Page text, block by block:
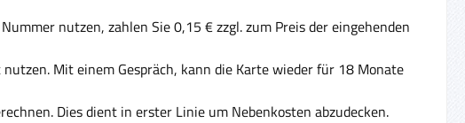
nutzen, zahlen Sie 0,15 € zzgl. zum Preis der eingehenden
Mit einem Gespräch, kann die Karte wieder für 18 Monate
Dies dient in erster Linie um Nebenkosten abzudecken.